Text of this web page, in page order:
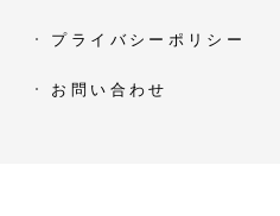
プライバシーポリシー
お問い合わせ